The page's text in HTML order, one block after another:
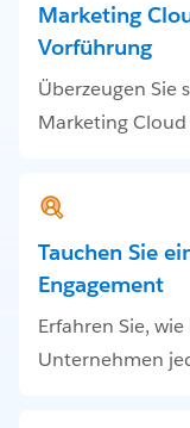
Marketing
Vorführung
Überzeugen Sie
Marketing
Tauchen Sie
Engagement
Erfahren Sie,
Unternehmen